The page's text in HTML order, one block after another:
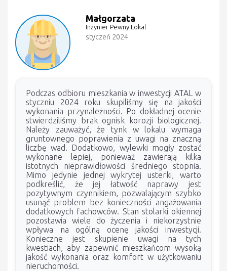
Małgorzata
Inżynier Pewny Lokal
styczeń 2024
Podczas odbioru mieszkania w inwestycji ATAL w
styczniu 2024 roku skupiliśmy się na jakości
wykonania przynależności. Po dokładnej ocenie
stwierdziliśmy brak ognisk korozji biologicznej.
Należy zauważyć, że tynk w lokalu wymaga
gruntownego poprawienia z uwagi na znaczną
liczbę wad. Dodatkowo, wylewki mogły zostać
wykonane lepiej, ponieważ zawierają kilka
istotnych nieprawidłowości średniego stopnia.
Mimo jedynie jednej wykrytej usterki, warto
podkreślić, że jej łatwość naprawy jest
pozytywnym czynnikiem, pozwalającym szybko
usunąć problem bez konieczności angażowania
dodatkowych fachowców. Stan stolarki okiennej
pozostawia wiele do życzenia i niekorzystnie
wpływa na ogólną ocenę jakości inwestycji.
Konieczne jest skupienie uwagi na tych
kwestiach, aby zapewnić mieszkańcom wysoką
jakość wykonania oraz komfort w użytkowaniu
nieruchomości.